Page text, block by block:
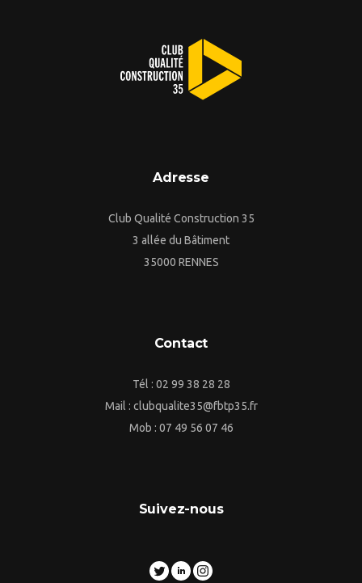
Adresse
Club Qualité Construction 35
3 allée du Bâtiment
35000 RENNES
Contact
Tél : 02 99 38 28 28
Mail : clubqualite35@fbtp35.fr
Mob : 07 49 56 07 46
Suivez-nous